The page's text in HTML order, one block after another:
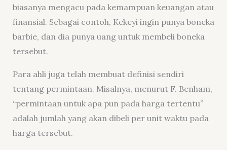
biasanya mengacu pada kemampuan keuangan atau
finansial. Sebagai contoh, Kekeyi ingin punya boneka
barbie, dan dia punya uang untuk membeli boneka
tersebut.
Para ahli juga telah membuat definisi sendiri
tentang permintaan. Misalnya, menurut F. Benham,
“permintaan untuk apa pun pada harga tertentu”
adalah jumlah yang akan dibeli per unit waktu pada
harga tersebut.